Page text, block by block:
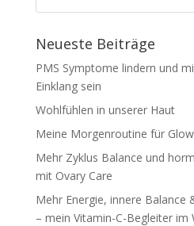
Neueste Beiträge
PMS Symptome lindern und
Einklang sein
Wohlfühlen in unserer Haut
Meine Morgenroutine für
Mehr Zyklus Balance und
mit Ovary Care
Mehr Energie, innere Balance
– mein Vitamin-C-Begleiter im